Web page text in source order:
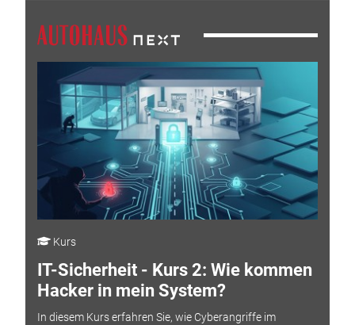
Kurs
IT-Sicherheit - Kurs 2: Wie kommen
Hacker in mein System?
In diesem Kurs erfahren Sie, wie Cyberangriffe im